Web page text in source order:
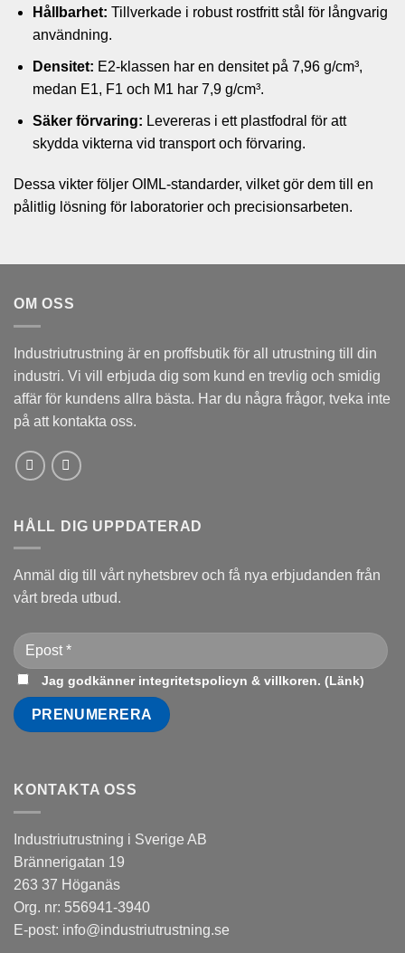
Hållbarhet: Tillverkade i robust rostfritt stål för långvarig
användning.
Densitet: E2-klassen har en densitet på 7,96 g/cm³,
medan E1, F1 och M1 har 7,9 g/cm³.
Säker förvaring: Levereras i ett plastfodral för att
skydda vikterna vid transport och förvaring.
Dessa vikter följer OIML-standarder, vilket gör dem till en
pålitlig lösning för laboratorier och precisionsarbeten.
OM OSS
Industriutrustning är en proffsbutik för all utrustning till din
industri. Vi vill erbjuda dig som kund en trevlig och smidig
affär för kundens allra bästa. Har du några frågor, tveka inte
på att kontakta oss.
HÅLL DIG UPPDATERAD
Anmäl dig till vårt nyhetsbrev och få nya erbjudanden från
vårt breda utbud.
Jag godkänner integritetspolicyn & villkoren. (Länk)
KONTAKTA OSS
Industriutrustning i Sverige AB
Brännerigatan 19
263 37 Höganäs
Org. nr: 556941-3940
E-post: info@industriutrustning.se